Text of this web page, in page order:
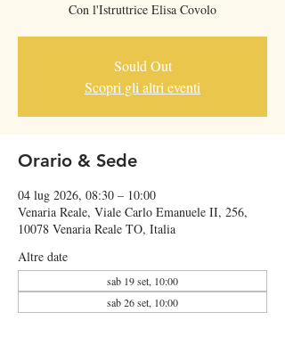
Con l'Istruttrice Elisa Covolo
Sould Out
Scopri gli altri eventi
Orario & Sede
04 lug 2026, 08:30 – 10:00
Venaria Reale, Viale Carlo Emanuele II, 256,
10078 Venaria Reale TO, Italia
Altre date
sab 19 set, 10:00
sab 26 set, 10:00